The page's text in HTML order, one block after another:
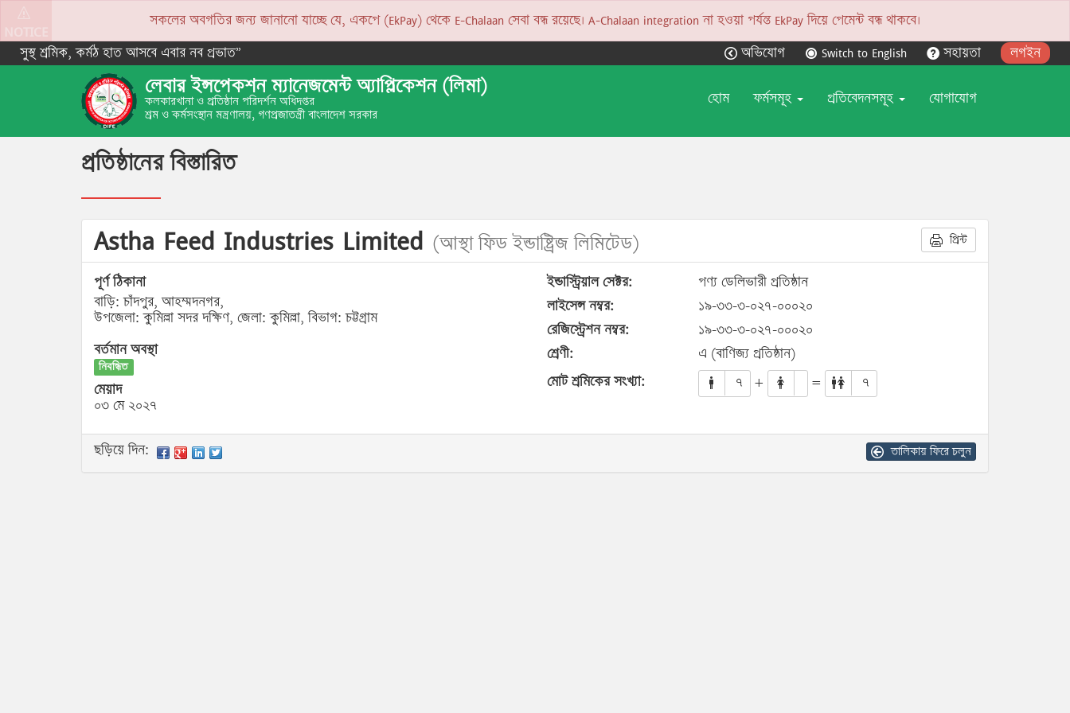
সকলের অবগতির জন্য জানানো যাচ্ছে যে, একপে (EkPay) থেকে E-Chalaan সেবা বন্ধ রয়েছে। A-Chalaan integration না হওয়া পর্যন্ত EkPay দিয়ে পেমেন্ট বন্ধ থাকবে।
সুস্থ শ্রমিক, কর্মঠ হাত আসবে এবার নব প্রভাত”
অভিযোগ Switch to English সহায়তা লগইন
লেবার ইন্সপেকশন ম্যানেজমেন্ট অ্যাপ্লিকেশন (লিমা)
কলকারখানা ও প্রতিষ্ঠান পরিদর্শন অধিদপ্তর
শ্রম ও কর্মসংস্থান মন্ত্রণালয়, গণপ্রজাতন্ত্রী বাংলাদেশ সরকার
হোম ফর্মসমূহ প্রতিবেদনসমূহ যোগাযোগ
প্রতিষ্ঠানের বিস্তারিত
Astha Feed Industries Limited (আস্থা ফিড ইন্ডাষ্ট্রিজ লিমিটেড) প্রিন্ট
পূর্ণ ঠিকানা
বাড়ি: চাঁদপুর, আহম্মদনগর,
উপজেলা: কুমিল্লা সদর দক্ষিণ, জেলা: কুমিল্লা, বিভাগ: চট্টগ্রাম
বর্তমান অবস্থা
নিবন্ধিত
মেয়াদ
০৩ মে ২০২৭
ইন্ডাস্ট্রিয়াল সেক্টর:
পণ্য ডেলিভারী প্রতিষ্ঠান
লাইসেন্স নম্বর:
১৯-৩৩-৩-০২৭-০০০২০
রেজিস্ট্রেশন নম্বর:
১৯-৩৩-৩-০২৭-০০০২০
শ্রেণী:
এ (বাণিজ্য প্রতিষ্ঠান)
মোট শ্রমিকের সংখ্যা:
৭ + = ৭
ছড়িয়ে দিন: তালিকায় ফিরে চলুন